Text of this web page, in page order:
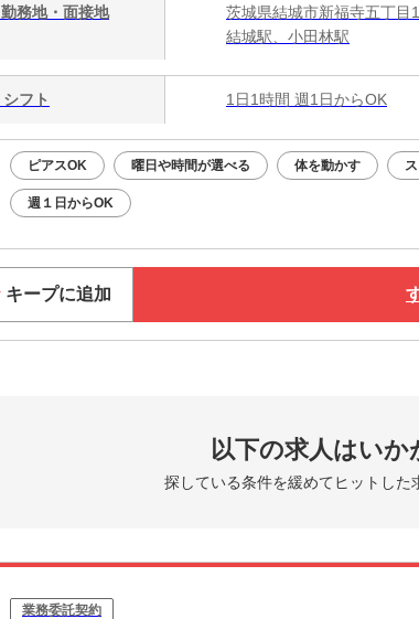
勤務地・面接地
茨城県結城市新福寺五丁目
結城駅、小田林駅
シフト 1日1時間 週1日からOK
ピアスOK 曜日や時間が選べる 体を動かす
週１日からOK
キープに追加
以下の求人はいか
探している条件を緩めてヒットした
業務委託契約